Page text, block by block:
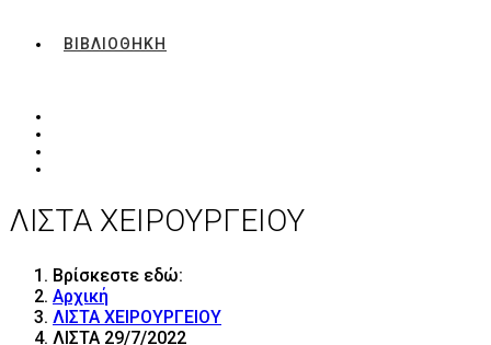
ΒΙΒΛΙΟΘΗΚΗ
ΛΙΣΤΑ ΧΕΙΡΟΥΡΓΕΙΟΥ
Βρίσκεστε εδώ:
Αρχική
ΛΙΣΤΑ ΧΕΙΡΟΥΡΓΕΙΟΥ
ΛΙΣΤΑ 29/7/2022